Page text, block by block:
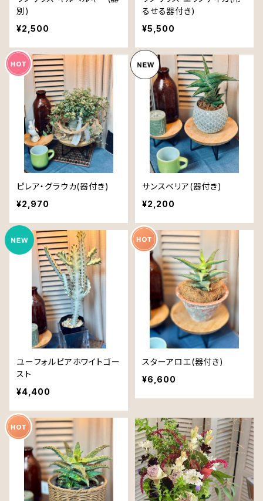
別)
¥2,500
るせる器付き)
¥5,500
ピレア・グラウカ(器付き)
¥2,970
サンスベリア(器付き)
¥2,200
ユーフォルビアホワイトゴー
スト
¥4,400
スターアロエ(器付き)
¥6,600